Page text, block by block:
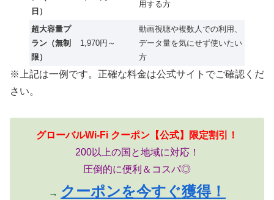
日）
用する方
超大容量プ
ラン（無制
限）
1,970円～
動画視聴や複数人での利用、
データ量を気にせず使いたい
方
※上記は一例です。正確な料金は公式サイトでご確認くだ
さい。
グローバルWi-Fi クーポン【公式】限定割引！
200以上の国と地域に対応！
圧倒的に便利＆コスパ◎
→ クーポンを今すぐ獲得！